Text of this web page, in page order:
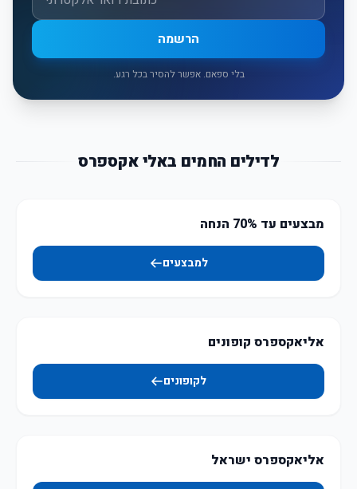
הרשמה
בלי ספאם. אפשר להסיר בכל רגע.
לדילים החמים באלי אקספרס
מבצעים עד 70% הנחה
למבצעים
אליאקספרס קופונים
לקופונים
אליאקספרס ישראל